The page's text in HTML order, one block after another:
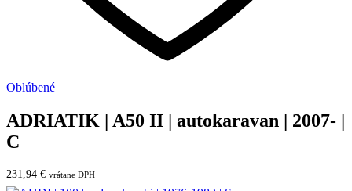
Oblúbené
ADRIATIK | A50 II | autokaravan | 2007- |
C
231,94 € vrátane DPH